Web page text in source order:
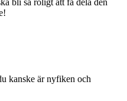
kanske är nyfiken och